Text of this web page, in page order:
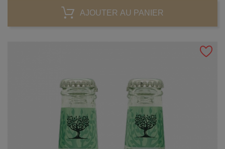
AJOUTER AU PANIER